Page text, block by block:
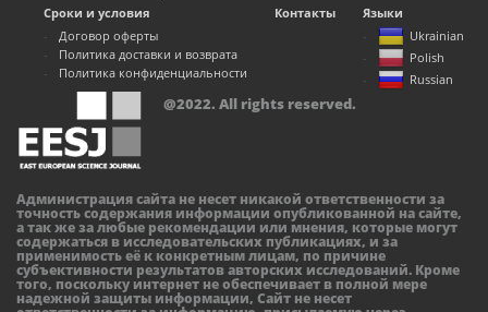
Сроки и условия
Договор оферты
Политика доставки и возврата
Политика конфиденциальности
Контакты
Языки
Ukrainian
Polish
Russian
@2022. All rights reserved.
Администрация сайта не несет никакой ответственности за
точность содержания информации опубликованной на сайте,
а так же за любые рекомендации или мнения, которые могут
содержаться в исследовательских публикациях, и за
применимость её к конкретным лицам, по причине
субъективности результатов авторских исследований. Кроме
того, поскольку интернет не обеспечивает в полной мере
надежной защиты информации, Сайт не несет